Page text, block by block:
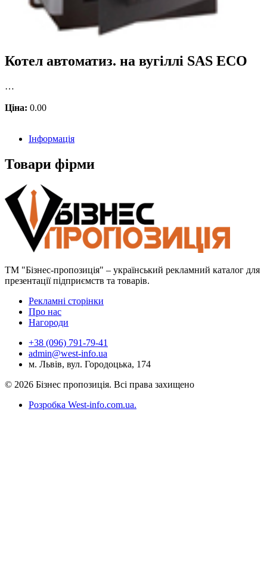
Котел автоматиз. на вугіллі SAS ECO
…
Ціна: 0.00
Інформація
Товари фірми
ТМ "Бізнес-пропозиція" – український рекламний каталог для
презентації підприємств та товарів.
Рекламні сторінки
Про нас
Нагороди
+38 (096) 791-79-41
admin@west-info.ua
м. Львів, вул. Городоцька, 174
© 2026 Бізнес пропозиція. Всі права захищено
Розробка West-info.com.ua.